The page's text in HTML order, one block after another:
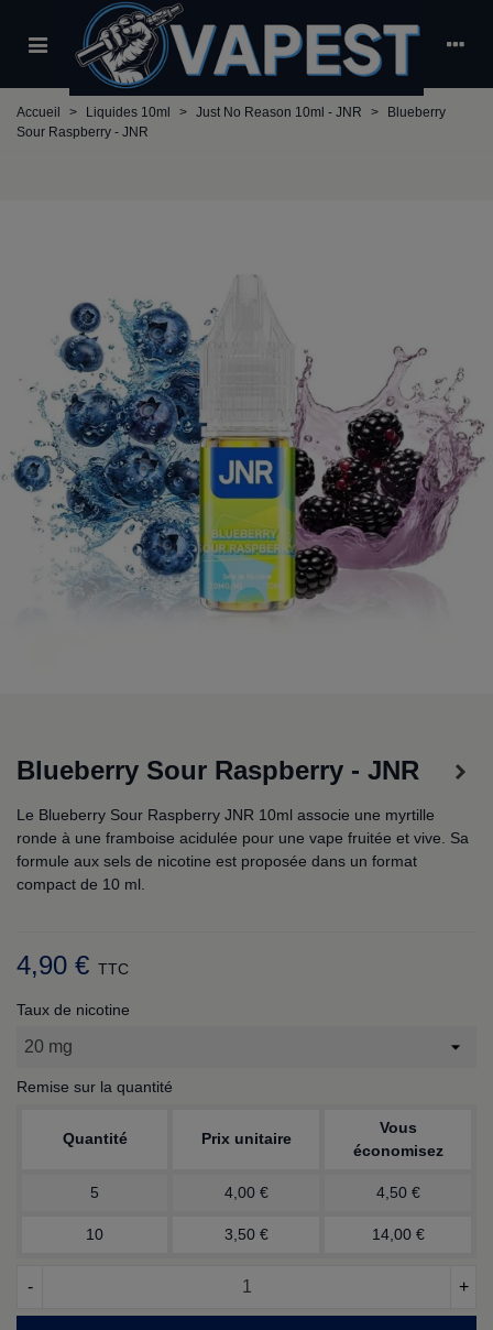
Accueil > Liquides 10ml > Just No Reason 10ml - JNR >
Blueberry
Sour Raspberry - JNR
Blueberry Sour Raspberry - JNR
Le Blueberry Sour Raspberry JNR 10ml associe une myrtille
ronde à une framboise acidulée pour une vape fruitée et vive. Sa
formule aux sels de nicotine est proposée dans un format
compact de 10 ml.
4,90 € TTC
Taux de nicotine
Remise sur la quantité
Quantité Prix unitaire
Vous
économisez
5 4,00 € 4,50 €
10 3,50 € 14,00 €
- +